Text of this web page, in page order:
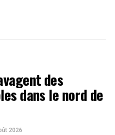
des
dans le nord de
2026